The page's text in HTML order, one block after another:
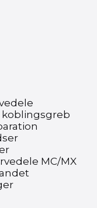
koblingsgreb
MC/MX